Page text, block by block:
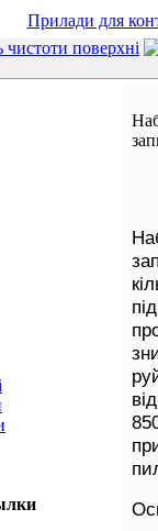
Прилади для
чистоти поверхні